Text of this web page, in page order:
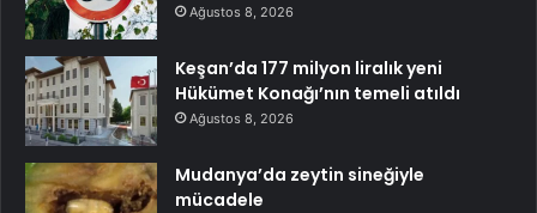
Ağustos 8, 2026
Keşan’da 177 milyon liralık yeni
Hükümet Konağı’nın temeli atıldı
Ağustos 8, 2026
Mudanya’da zeytin sineğiyle
mücadele